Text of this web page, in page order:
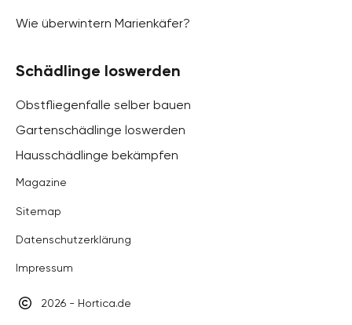
Wie überwintern Marienkäfer?
Schädlinge loswerden
Obstfliegenfalle selber bauen
Gartenschädlinge loswerden
Hausschädlinge bekämpfen
Magazine
Sitemap
Datenschutzerklärung
Impressum
2026 - Hortica.de